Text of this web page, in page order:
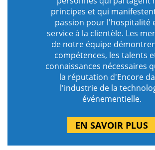
principes et qui
passion pour l'hospitalité
service à la clientèle. Les
de notre équipe
compétences, les talents
connaissances nécessaires
la réputation d'Encore
l'industrie de la
événementielle.
EN SAVOIR PLUS